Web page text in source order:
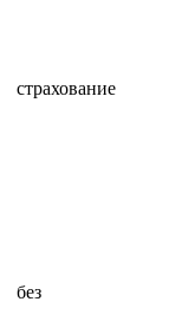
страхование
без